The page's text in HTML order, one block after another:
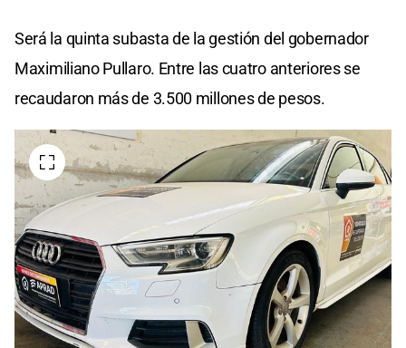
Será la quinta subasta de la gestión del gobernador
Maximiliano Pullaro. Entre las cuatro anteriores se
recaudaron más de 3.500 millones de pesos.